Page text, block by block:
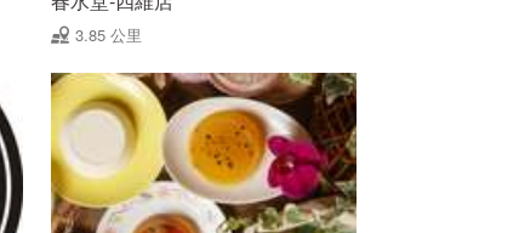
3.85 公里